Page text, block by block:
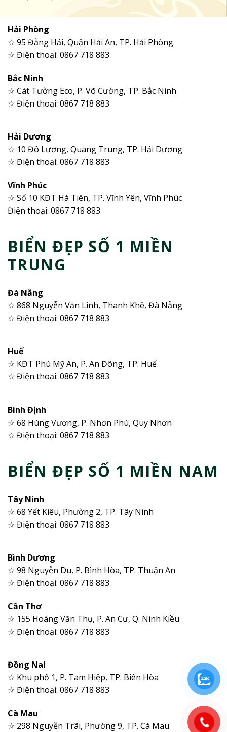
Hải Phòng
☆ 95 Đằng Hải, Quận Hải An, TP. Hải Phòng
☆ Điện thoại: 0867 718 883
Bắc Ninh
☆ Cát Tường Eco, P. Võ Cường, TP. Bắc Ninh
☆ Điện thoại: 0867 718 883
Hải Dương
☆ 10 Đô Lương, Quang Trung, TP. Hải Dương
☆ Điện thoại: 0867 718 883
Vĩnh Phúc
☆ Số 10 KĐT Hà Tiên, TP. Vĩnh Yên, Vĩnh Phúc
Điện thoại: 0867 718 883
BIỂN ĐẸP SỐ 1 MIỀN
TRUNG
Đà Nẵng
☆ 868 Nguyễn Văn Linh, Thanh Khê, Đà Nẵng
☆ Điện thoại: 0867 718 883
Huế
☆ KĐT Phú Mỹ An, P. An Đông, TP. Huế
☆ Điện thoại: 0867 718 883
Bình Định
☆ 68 Hùng Vương, P. Nhơn Phú, Quy Nhơn
☆ Điện thoại: 0867 718 883
BIỂN ĐẸP SỐ 1 MIỀN NAM
Tây Ninh
☆ 68 Yết Kiêu, Phường 2, TP. Tây Ninh
☆ Điện thoại: 0867 718 883
Bình Dương
☆ 98 Nguyễn Du, P. Bình Hòa, TP. Thuận An
☆ Điện thoại: 0867 718 883
Cần Thơ
☆ 155 Hoàng Văn Thụ, P. An Cư, Q. Ninh Kiều
☆ Điện thoại: 0867 718 883
Đồng Nai
☆ Khu phố 1, P. Tam Hiệp, TP. Biên Hòa
☆ Điện thoại: 0867 718 883
Cà Mau
☆ 298 Nguyễn Trãi, Phường 9, TP. Cà Mau